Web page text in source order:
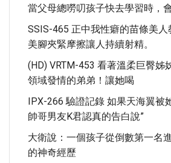
當父母總嘮叨孩子快去學習時，
SSIS-465 正中我性癖的苗條美
美腳夾緊摩擦讓人持續射精。
(HD) VRTM-453 看著溫柔巨臀姊
領域發情的弟弟！讓她喝
IPX-266 驗證記錄 如果天海翼被
帥哥男友K君認真的告白說”
大衛說：一個孩子從倒數第一名
的神奇經歷